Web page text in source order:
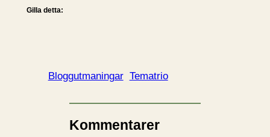
Gilla detta:
Bloggutmaningar Tematrio
Kommentarer